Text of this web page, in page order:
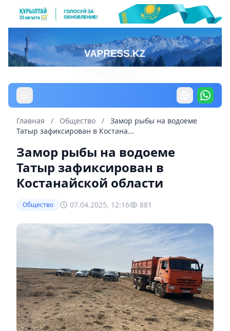
Главная / Общество /
Замор рыбы на водоеме
Татыр зафиксирован в Костана...
Замор рыбы на водоеме
Татыр зафиксирован в
Костанайской области
Общество 07.04.2025, 12:16 881